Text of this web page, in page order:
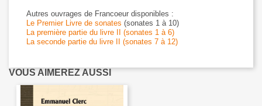
Autres ouvrages de Francoeur disponibles :
Le Premier Livre de sonates (sonates 1 à 10)
La première partie du livre II (sonates 1 à 6)
La seconde partie du livre II (sonates 7 à 12)
VOUS AIMEREZ AUSSI